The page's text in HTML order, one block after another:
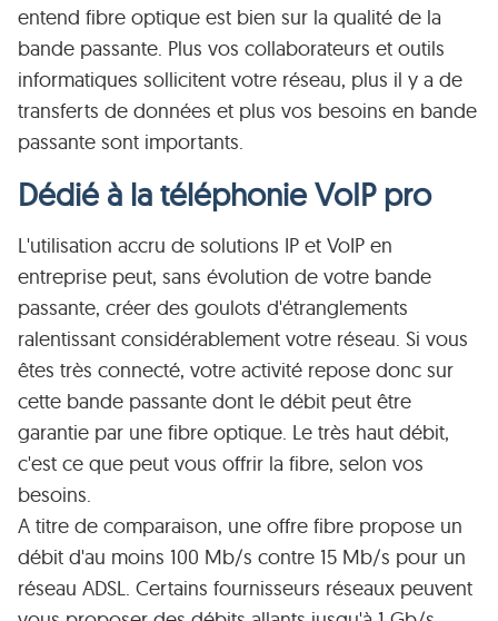
entend fibre optique est bien sur la qualité de la
bande passante. Plus vos collaborateurs et outils
informatiques sollicitent votre réseau, plus il y a de
transferts de données et plus vos besoins en bande
passante sont importants.
Dédié à la téléphonie VoIP pro
L'utilisation accru de solutions IP et VoIP en
entreprise peut, sans évolution de votre bande
passante, créer des goulots d'étranglements
ralentissant considérablement votre réseau. Si vous
êtes très connecté, votre activité repose donc sur
cette bande passante dont le débit peut être
garantie par une fibre optique. Le très haut débit,
c'est ce que peut vous offrir la fibre, selon vos
besoins.
A titre de comparaison, une offre fibre propose un
débit d'au moins 100 Mb/s contre 15 Mb/s pour un
réseau ADSL. Certains fournisseurs réseaux peuvent